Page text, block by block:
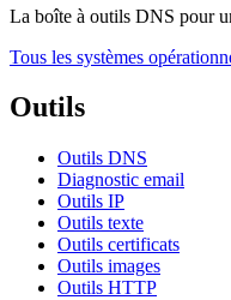
La boîte à outils DNS pour
Tous les systèmes
Outils
Outils DNS
Diagnostic email
Outils IP
Outils texte
Outils certificats
Outils images
Outils HTTP